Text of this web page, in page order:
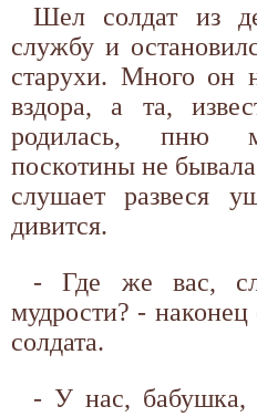
Шел солдат из
службу и
старухи. Много он
вздора, а та,
родилась, пню
поскотины не
слушает развеся
дивится.
- Где же вас,
мудрости? - наконец
солдата.
- У нас, бабушка,